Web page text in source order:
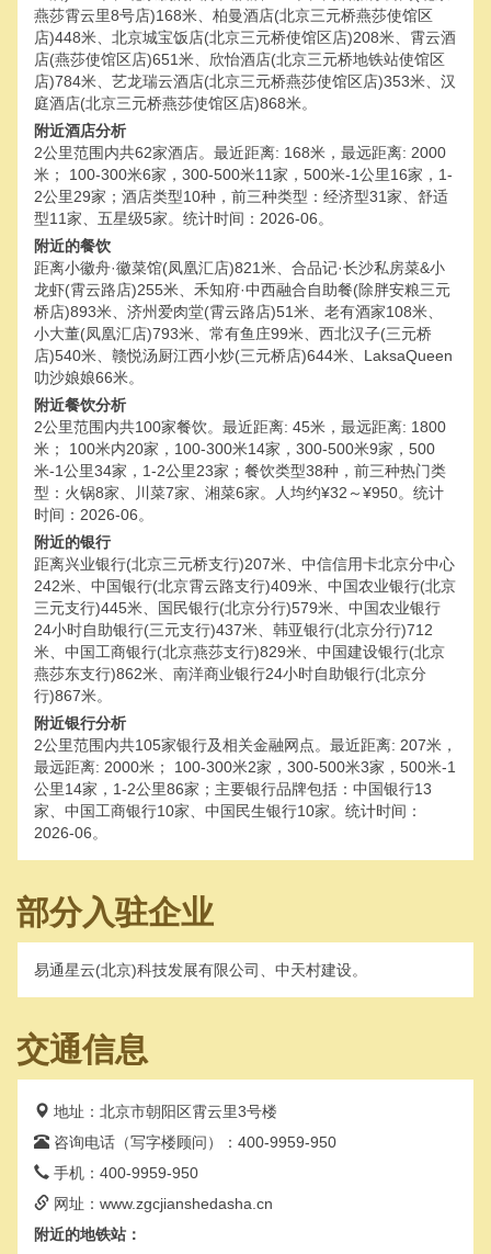
燕莎霄云里8号店)168米、柏曼酒店(北京三元桥燕莎使馆区
店)448米、北京城宝饭店(北京三元桥使馆区店)208米、霄云酒
店(燕莎使馆区店)651米、欣怡酒店(北京三元桥地铁站使馆区
店)784米、艺龙瑞云酒店(北京三元桥燕莎使馆区店)353米、汉
庭酒店(北京三元桥燕莎使馆区店)868米。
附近酒店分析
2公里范围内共62家酒店。最近距离: 168米，最远距离: 2000
米； 100-300米6家，300-500米11家，500米-1公里16家，1-
2公里29家；酒店类型10种，前三种类型：经济型31家、舒适
型11家、五星级5家。统计时间：2026-06。
附近的餐饮
距离小徽舟·徽菜馆(凤凰汇店)821米、合品记·长沙私房菜&小
龙虾(霄云路店)255米、禾知府·中西融合自助餐(除胖安粮三元
桥店)893米、济州爱肉堂(霄云路店)51米、老有酒家108米、
小大董(凤凰汇店)793米、常有鱼庄99米、西北汉子(三元桥
店)540米、赣悦汤厨江西小炒(三元桥店)644米、LaksaQueen
叻沙娘娘66米。
附近餐饮分析
2公里范围内共100家餐饮。最近距离: 45米，最远距离: 1800
米； 100米内20家，100-300米14家，300-500米9家，500
米-1公里34家，1-2公里23家；餐饮类型38种，前三种热门类
型：火锅8家、川菜7家、湘菜6家。人均约¥32～¥950。统计
时间：2026-06。
附近的银行
距离兴业银行(北京三元桥支行)207米、中信信用卡北京分中心
242米、中国银行(北京霄云路支行)409米、中国农业银行(北京
三元支行)445米、国民银行(北京分行)579米、中国农业银行
24小时自助银行(三元支行)437米、韩亚银行(北京分行)712
米、中国工商银行(北京燕莎支行)829米、中国建设银行(北京
燕莎东支行)862米、南洋商业银行24小时自助银行(北京分
行)867米。
附近银行分析
2公里范围内共105家银行及相关金融网点。最近距离: 207米，
最远距离: 2000米； 100-300米2家，300-500米3家，500米-1
公里14家，1-2公里86家；主要银行品牌包括：中国银行13
家、中国工商银行10家、中国民生银行10家。统计时间：
2026-06。
部分入驻企业
易通星云(北京)科技发展有限公司、中天村建设。
交通信息
地址：北京市朝阳区霄云里3号楼
咨询电话（写字楼顾问）：400-9959-950
手机：400-9959-950
网址：www.zgcjianshedasha.cn
附近的地铁站：